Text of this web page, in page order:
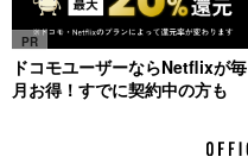
PR
ドコモユーザーならNetflixが毎
月お得！すでに契約中の方も